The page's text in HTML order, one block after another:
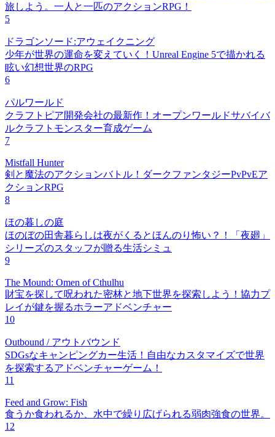
旅しよう。一人と一匹のアクションRPG！
5
ドラゴンソード:アウェイクニング
少年が世界の運命を変えていく！Unreal Engine 5で描かれる
眩い幻想世界のRPG
6
パルワールド
クラフトピア開発会社の最新作！オープンワールドサバイバ
ルクラフトモンスター育成ゲーム
7
Mistfall Hunter
剣と魔法のアクションバトル！ダークファンタジーPvPvEア
クションRPG
8
ほの暮しの庭
ほのぼの田舎暮らしは夜がくるとほんのり怖い？！「夜廻」
シリーズのスタッフが贈る生活シミュ
9
The Mound: Omen of Cthulhu
財宝を探して呪われた密林と地下世界を探索しよう！協力プ
レイが鍵を握るホラーアドベンチャー
10
Outbound / アウトバウンド
SDGsなキャンピングカー生活！自由なカスタマイズで世界
を探索するアドベンチャーゲーム！
11
Feed and Grow: Fish
食うか食われるか、水中で繰り広げられる弱肉強食の世界。
12